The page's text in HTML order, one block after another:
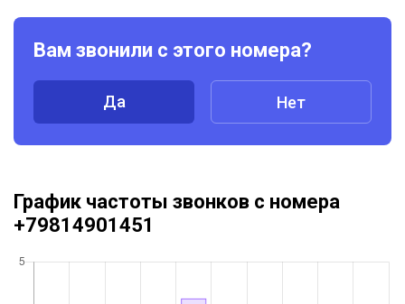
Вам звонили с этого номера?
Да Нет
График частоты звонков с номера
+79814901451